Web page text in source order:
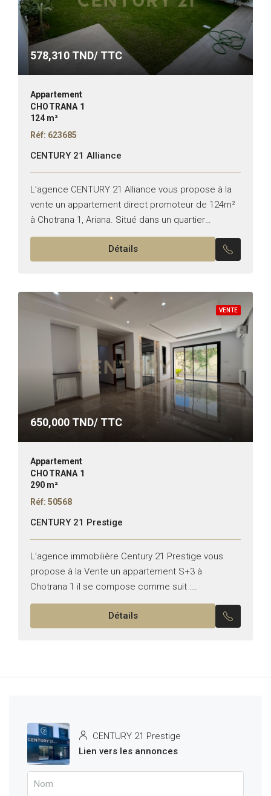
578,310 TND/ TTC
Appartement
CHOTRANA 1
124 m²
Réf: 623685
CENTURY 21 Alliance
L’agence CENTURY 21 Alliance vous propose à la
vente un appartement direct promoteur de 124m²
à Chotrana 1, Ariana. Situé dans un quartier
résidentiel recherché, cet appartement de haut
standing, construit en...
Détails
VENTE
650,000 TND/ TTC
Appartement
CHOTRANA 1
290 m²
Réf: 50568
CENTURY 21 Prestige
L’agence immobilière Century 21 Prestige vous
propose à la Vente un appartement S+3 à
Chotrana 1 il se compose comme suit :
*Emplacement : Chotrana 1 *Typologie : S+3
Détails
CENTURY 21 Prestige
Lien vers les annonces